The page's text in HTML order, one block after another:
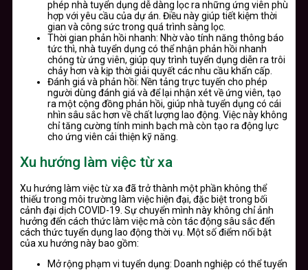
phép nhà tuyển dụng dễ dàng lọc ra những ứng viên phù
hợp với yêu cầu của dự án. Điều này giúp tiết kiệm thời
gian và công sức trong quá trình sàng lọc.
Thời gian phản hồi nhanh: Nhờ vào tính năng thông báo
tức thì, nhà tuyển dụng có thể nhận phản hồi nhanh
chóng từ ứng viên, giúp quy trình tuyển dụng diễn ra trôi
chảy hơn và kịp thời giải quyết các nhu cầu khẩn cấp.
Đánh giá và phản hồi: Nền tảng trực tuyến cho phép
người dùng đánh giá và để lại nhận xét về ứng viên, tạo
ra một cộng đồng phản hồi, giúp nhà tuyển dụng có cái
nhìn sâu sắc hơn về chất lượng lao động. Việc này không
chỉ tăng cường tính minh bạch mà còn tạo ra động lực
cho ứng viên cải thiện kỹ năng.
Xu hướng làm việc từ xa
Xu hướng làm việc từ xa đã trở thành một phần không thể
thiếu trong môi trường làm việc hiện đại, đặc biệt trong bối
cảnh đại dịch COVID-19. Sự chuyển mình này không chỉ ảnh
hưởng đến cách thức làm việc mà còn tác động sâu sắc đến
cách thức tuyển dụng lao động thời vụ. Một số điểm nổi bật
của xu hướng này bao gồm:
Mở rộng phạm vi tuyển dụng: Doanh nghiệp có thể tuyển